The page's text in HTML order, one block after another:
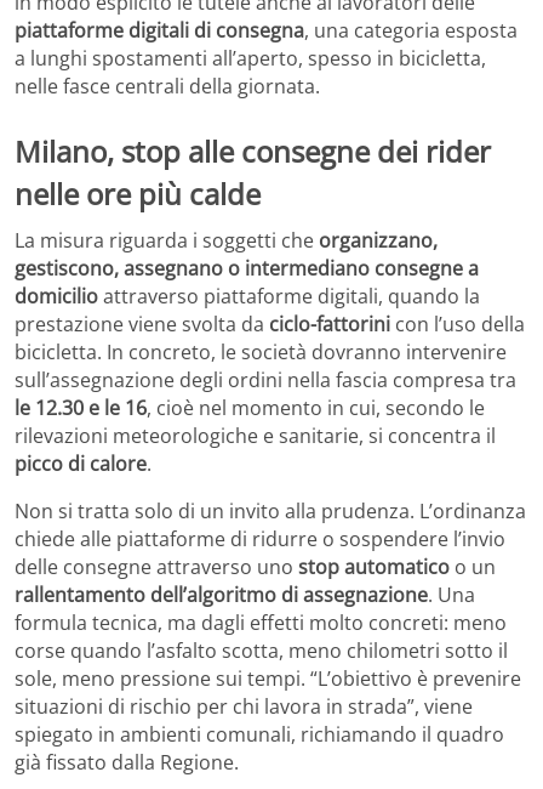
piattaforme digitali di consegna, una categoria esposta
a lunghi spostamenti all’aperto, spesso in bicicletta,
nelle fasce centrali della giornata.
Milano, stop alle consegne dei rider
nelle ore più calde
La misura riguarda i soggetti che organizzano,
gestiscono, assegnano o intermediano consegne a
domicilioattraverso piattaforme digitali, quando la
prestazione viene svolta da ciclo-fattorini con l’uso della
bicicletta. In concreto, le società dovranno intervenire
sull’assegnazione degli ordini nella fascia compresa tra
le 12.30 e le 16, cioè nel momento in cui, secondo le
rilevazioni meteorologiche e sanitarie, si concentra il
picco di calore.
Non si tratta solo di un invito alla prudenza. L’ordinanza
chiede alle piattaforme di ridurre o sospendere l’invio
delle consegne attraverso uno stop automatico o un
rallentamento dell’algoritmo di assegnazione. Una
formula tecnica, ma dagli effetti molto concreti: meno
corse quando l’asfalto scotta, meno chilometri sotto il
sole, meno pressione sui tempi. “L’obiettivo è prevenire
situazioni di rischio per chi lavora in strada”, viene
spiegato in ambienti comunali, richiamando il quadro
già fissato dalla Regione.